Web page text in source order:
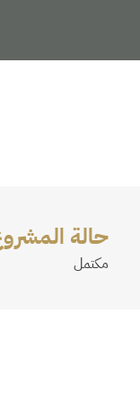
حالة
مكتمل